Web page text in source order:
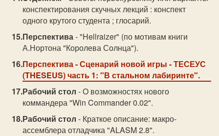
конспектирования скучных лекций : конспект
одного крутого студента ; глосарий.
Перспектива- "Hellraizer" (по мотивам книги
А.Нортона "Королева Солнца").
Перспектива- Сценарий новой игры - ТЕСЕУС
(THESEUS) часть 1: "В стальном лабиринте".
Рабочий стол - O возможностях нового
коммандера "Win Commander 0.02".
Рабочий стол - Краткое описание: макро-
ассемблера отладчика "ALASM 2.8".